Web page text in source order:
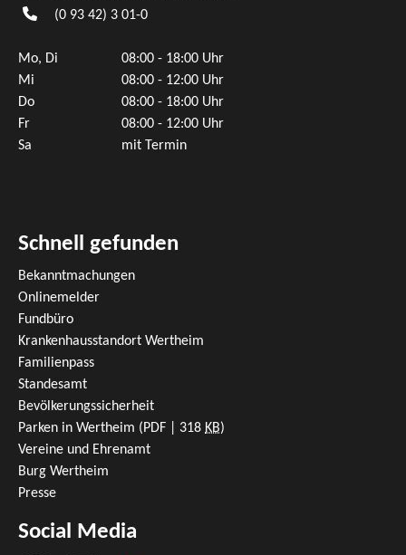
(0 93 42) 3 01-0
Mo, Di
08:00 - 18:00 Uhr
Mi
08:00 - 12:00 Uhr
Do
08:00 - 18:00 Uhr
Fr
08:00 - 12:00 Uhr
Sa
mit Termin
Schnell gefunden
Bekanntmachungen
Onlinemelder
Fundbüro
Krankenhausstandort Wertheim
Familienpass
Standesamt
Bevölkerungssicherheit
Parken in Wertheim (PDF | 318 KB)
Vereine und Ehrenamt
Burg Wertheim
Presse
Social Media